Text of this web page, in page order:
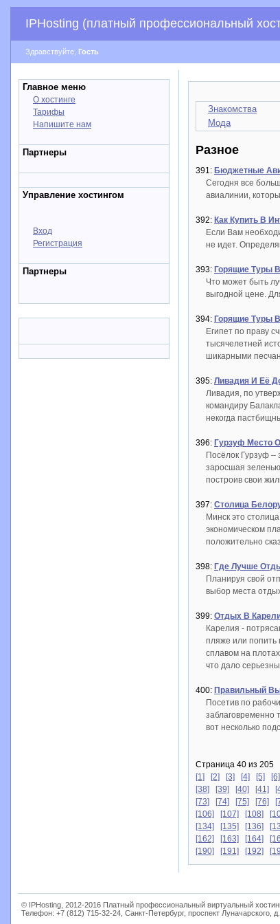
IPHosting (платный профессиональный
Здравствуйте, Гость
Главное меню
О хостинге
Тарифы
Напишите нам
Партнеры
Управление хостингом
Вход
Регистрация
Партнеры
Знакомства
Мода
Разное
391: Бюджетные
Сегодня все
авиалинии,
392: Как Купить В
Если Вам
не идет.
393: Горящие Туры
Что может быть
выгодной цене.
394: Горящие Туры
Египет по праву
тысячелетней
шикарными
395: Ливадия И Её
Ливадия, по
командиру
некогда
396: Гурзуф Место
Посёлок Гурзуф –
заросшая
построив свои
397: Столица
Минск это
экономическом
положительно
398: Где Лучше
Планируя свой
выбор места
399: Отдых В
Карелия -
пляже или попить
сплавом на
что дало
400: Правильный
Посетив по
заблаговременно
вот несколько
Страница 40 из 205
[1]
[2] [3] [4] [5] [6]
[38]
[39] [40] [41]
[73]
[74] [75] [76]
[106]
[107] [108]
[134]
[135] [136]
[162]
[163] [164]
[190]
[191] [192]
© IPHosting, 2012-2016 Платный профессиональный виртуальный
Телефон: +7 (812) 715-32-24, Санкт-Петербург, проспект Луначарского,